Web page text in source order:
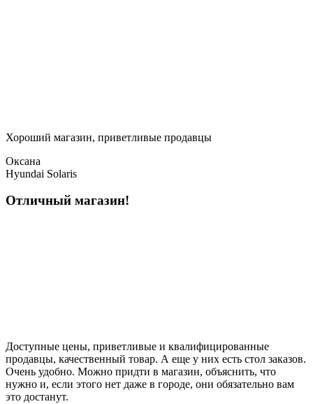
Хороший магазин, приветливые продавцы
Оксана
Hyundai Solaris
Отличный магазин!
Доступные цены, приветливые и квалифицированные
продавцы, качественный товар. А еще у них есть стол заказов.
Очень удобно. Можно придти в магазин, объяснить, что
нужно и, если этого нет даже в городе, они обязательно вам
это достанут.